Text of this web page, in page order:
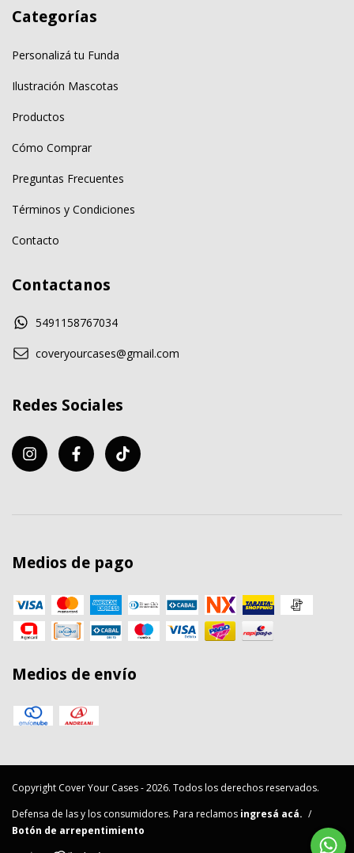
Categorías
Personalizá tu Funda
Ilustración Mascotas
Productos
Cómo Comprar
Preguntas Frecuentes
Términos y Condiciones
Contacto
Contactanos
5491158767034
coveryourcases@gmail.com
Redes Sociales
Medios de pago
Medios de envío
Copyright Cover Your Cases - 2026. Todos los derechos reservados.
Defensa de las y los consumidores. Para reclamos ingresá acá. /
Botón de arrepentimiento